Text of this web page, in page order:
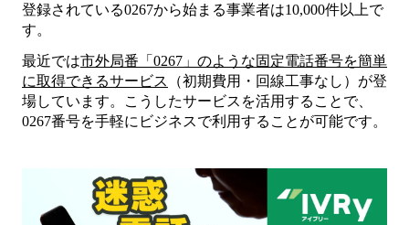
登録されている0267から始まる事業者は10,000件以上で
す。
最近では市外局番「 0267 」のような固定電話番号を簡単
に取得できるサービス
（初期費用・回線工事なし）が登
場しています。こうしたサービスを活用することで、
0267番号を手軽にビジネスで利用することが可能です。